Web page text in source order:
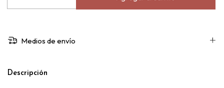
Medios de envío
Descripción